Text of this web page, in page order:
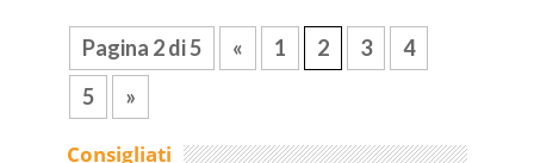
Pagina 2 di 5 « 1 2 3
4
5
»
Consigliati